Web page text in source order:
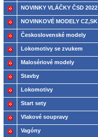
NOVINKY VLÁČKY ČSD 2022
NOVINKOVÉ MODELY CZ,SK
2021
Československé modely
ČSD,ČD
Lokomotivy se zvukem
Malosériové modely
Stavby
Lokomotivy
Start sety
Vlakové soupravy
Vagóny